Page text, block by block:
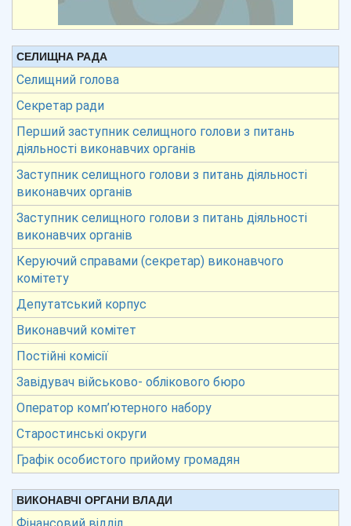
СЕЛИЩНА РАДА
Селищний голова
Секретар ради
Перший заступник селищного голови з питань
діяльності виконавчих органів
Заступник селищного голови з питань діяльності
виконавчих органів
Заступник селищного голови з питань діяльності
виконавчих органів
Керуючий справами (секретар) виконавчого
комітету
Депутатський корпус
Виконавчий комітет
Постійні комісії
Завідувач військово- облікового бюро
Оператор комп’ютерного набору
Старостинські округи
Графік особистого прийому громадян
ВИКОНАВЧІ ОРГАНИ ВЛАДИ